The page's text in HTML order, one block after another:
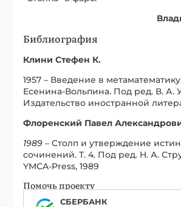
Библиография
Клини Стефен К.
1957 – Введение в
Есенина-Вольпина. Под ред. В. А.
Издательство иностранной
Флоренский Павел
1989 – Столп и утверждение
сочинений. Т. 4. Под ред. Н. А.
YMCA-Press, 1989
Помочь проекту
СБЕРБАНК